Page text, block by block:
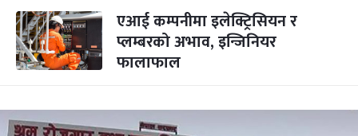
एआई कम्पनीमा इलेक्ट्रिसियन र
प्लम्बरको अभाव, इन्जिनियर
फालाफाल